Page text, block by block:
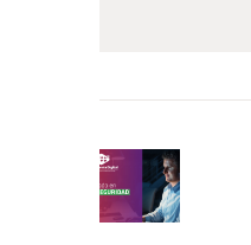
de
entradas
post: